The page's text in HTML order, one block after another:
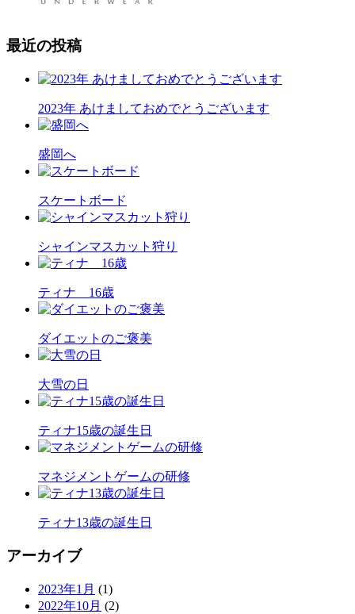
最近の投稿
2023年 あけましておめでとうございます
盛岡へ
スケートボード
シャインマスカット狩り
ティナ 16歳
ダイエットのご褒美
大雪の日
ティナ15歳の誕生日
マネジメントゲームの研修
ティナ13歳の誕生日
アーカイブ
2023年1月 (1)
2022年10月 (2)